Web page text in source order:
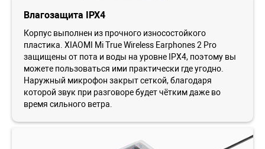
Влагозащита IPX4
Корпус выполнен из прочного износостойкого
пластика. XIAOMI Mi True Wireless Earphones 2 Pro
защищены от пота и воды на уровне IPX4, поэтому вы
можете пользоваться ими практически где угодно.
Наружный микрофон закрыт сеткой, благодаря
которой звук при разговоре будет чётким даже во
время сильного ветра.